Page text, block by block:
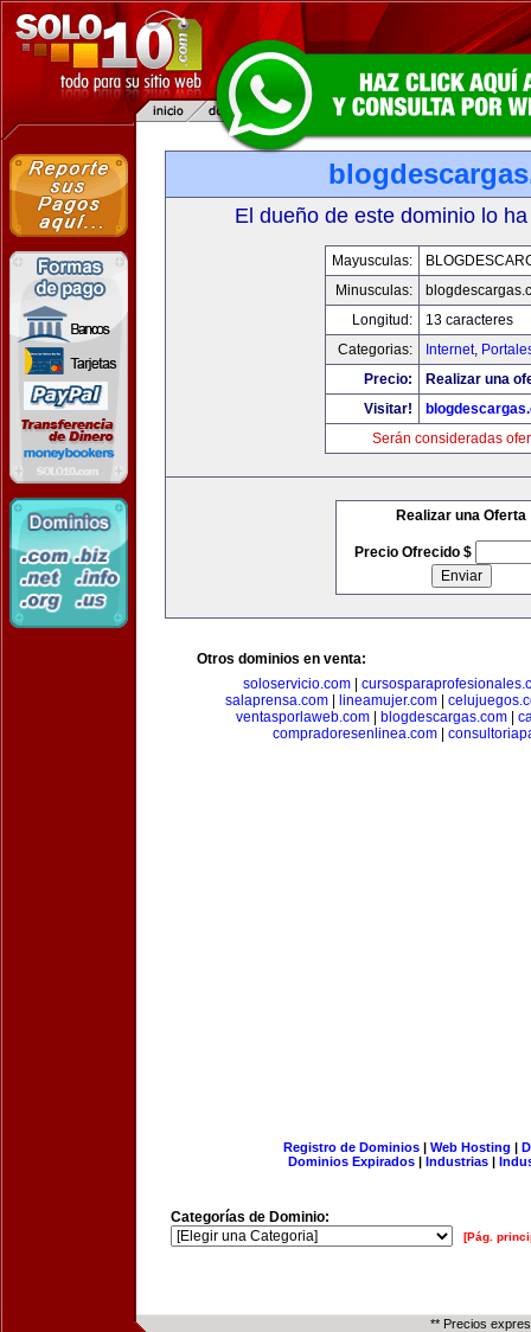
El dueño de este dominio lo
Mayusculas:
Minusculas:
Longitud:
13 caracteres
Categorias:
Internet,
Precio:
Realizar una
Visitar!
Serán consideradas
Realizar una Oferta
Precio Ofrecido $
Otros dominios en venta:
soloservicio.com|
salaprensa.com| lineamujer.com|
ventasporlaweb.com| blogdescargas.com|
compradoresenlinea.com|
Registro de Dominios| Web Hosting |
Dominios Expirados | Industrias |
Categorías de Dominio:
[Pág.
** Precios